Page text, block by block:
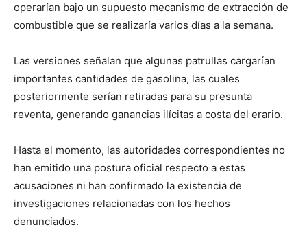
operarían bajo un supuesto mecanismo de extracción de
combustible que se realizaría varios días a la semana.
Las versiones señalan que algunas patrullas cargarían
importantes cantidades de gasolina, las cuales
posteriormente serían retiradas para su presunta
reventa, generando ganancias ilícitas a costa del erario.
Hasta el momento, las autoridades correspondientes no
han emitido una postura oficial respecto a estas
acusaciones ni han confirmado la existencia de
investigaciones relacionadas con los hechos
denunciados.